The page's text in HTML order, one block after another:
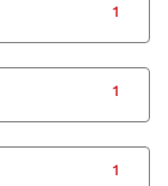
1
1
1